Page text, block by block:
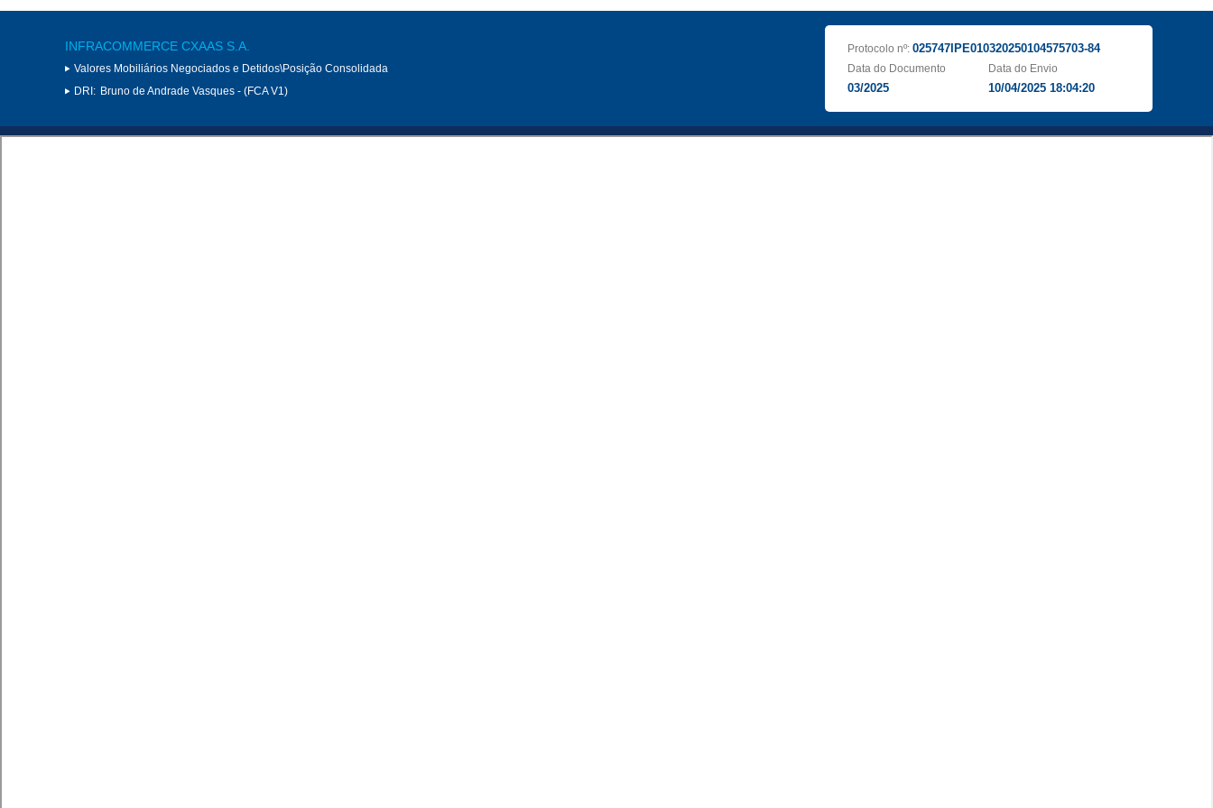
INFRACOMMERCE CXAAS S.A.
Valores Mobiliários Negociados e Detidos\Posição Consolidada
DRI: Bruno de Andrade Vasques - (FCA V1)
Protocolo nº: 025747IPE010320250104575703-84
Data do Documento
03/2025
Data do Envio
10/04/2025 18:04:20